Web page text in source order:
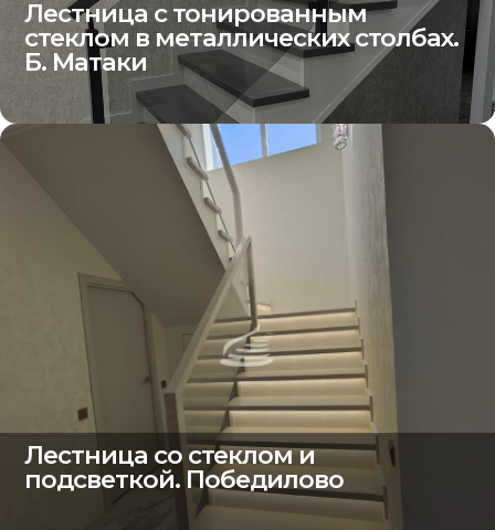
Лестница с тонированным
стеклом в металлических столбах.
Б. Матаки
Лестница со стеклом и
подсветкой. Победилово